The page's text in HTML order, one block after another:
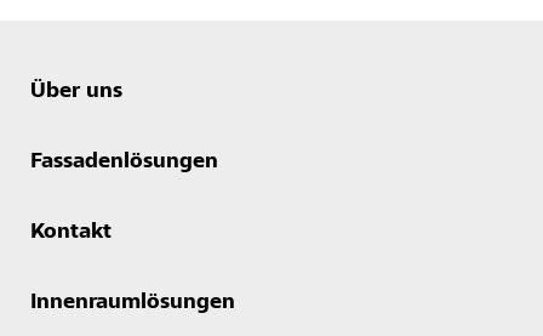
Über uns
Fassadenlösungen
Kontakt
Innenraumlösungen